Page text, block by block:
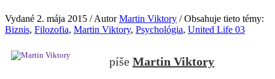
Vydané 2. mája 2015 / AutorMartin Viktory / Obsahuje tieto témy:
Biznis, Filozofia, Martin Viktory, Psychológia, United Life 03
Martin Viktory